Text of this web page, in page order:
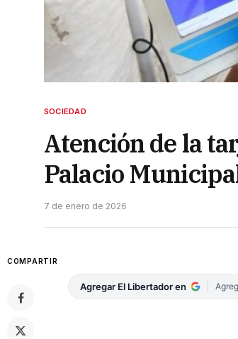
SOCIEDAD
Atención de la
Palacio
7 de enero de 2026
COMPARTIR
Agregar El Libertador en